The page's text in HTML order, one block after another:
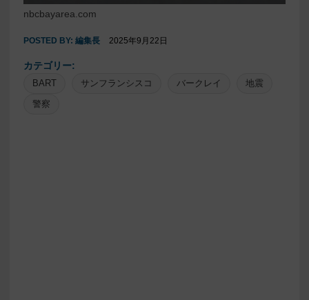
nbcbayarea.com
POSTED BY: 編集長 2025年9月22日
カテゴリー:
BART サンフランシスコ バークレイ
地震
警察